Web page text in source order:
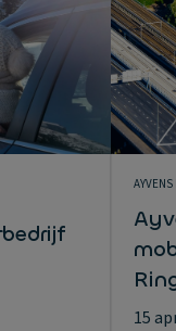
AYVENS
15